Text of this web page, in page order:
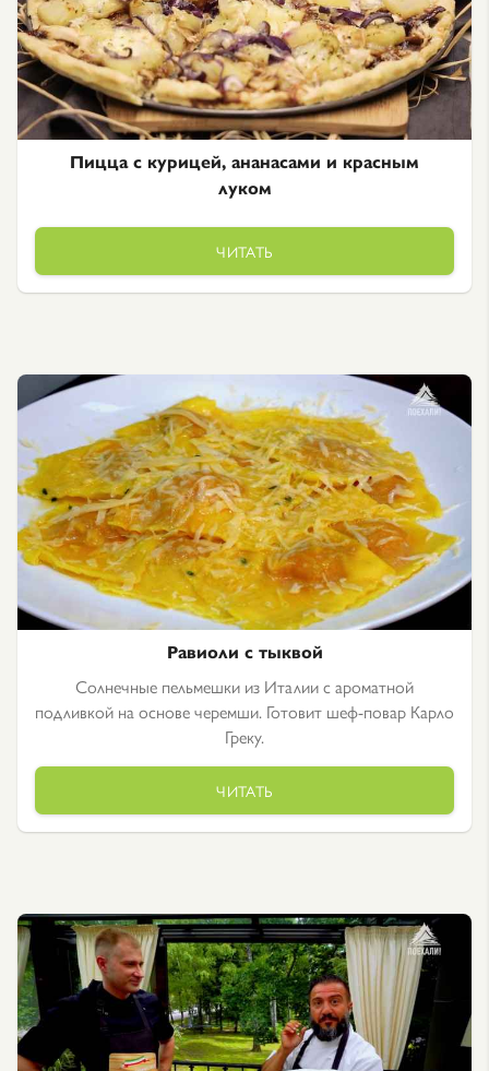
Пицца с курицей, ананасами и красным
луком
ЧИТАТЬ
Равиоли с тыквой
Солнечные пельмешки из Италии с ароматной
подливкой на основе черемши. Готовит шеф-повар Карло
Греку.
ЧИТАТЬ